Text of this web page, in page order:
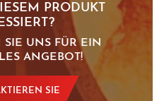
PRODUKT
SIE UNS FÜR EIN
ANGEBOT!
SIE